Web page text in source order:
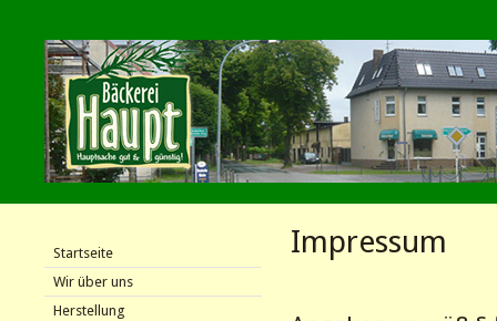
Startseite
Wir über uns
Herstellung
Impressum